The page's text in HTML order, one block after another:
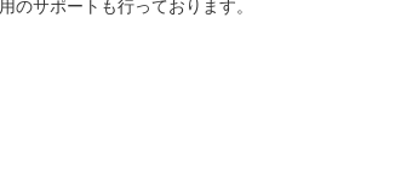
のサポートも行っております。